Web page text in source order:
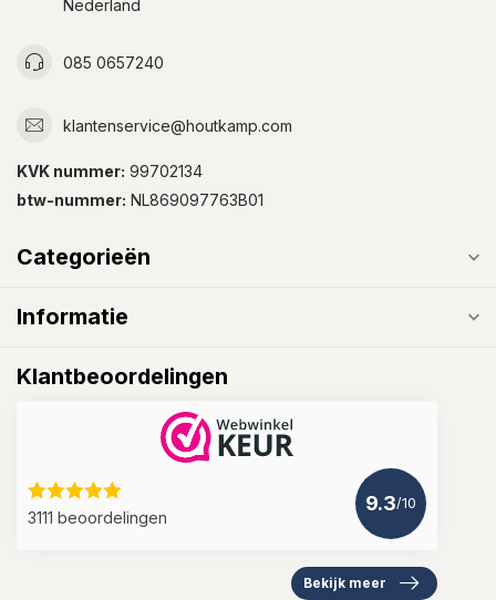
Nederland
085 0657240
klantenservice@houtkamp.com
KVK nummer: 99702134
btw-nummer: NL869097763B01
Categorieën
Informatie
Klantbeoordelingen
3111 beoordelingen
9.3/10
Bekijk meer